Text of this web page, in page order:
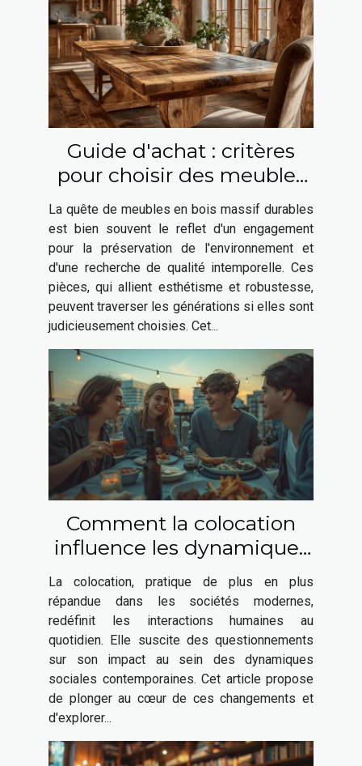
Guide d'achat : critères
pour choisir des meubles
en bois massif durables
La quête de meubles en bois massif durables
est bien souvent le reflet d'un engagement
pour la préservation de l'environnement et
d'une recherche de qualité intemporelle. Ces
pièces, qui allient esthétisme et robustesse,
peuvent traverser les générations si elles sont
judicieusement choisies. Cet...
Comment la colocation
influence les dynamiques
sociales contemporaines
La colocation, pratique de plus en plus
répandue dans les sociétés modernes,
redéfinit les interactions humaines au
quotidien. Elle suscite des questionnements
sur son impact au sein des dynamiques
sociales contemporaines. Cet article propose
de plonger au cœur de ces changements et
d'explorer...